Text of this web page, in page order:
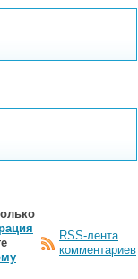
RSS-лента
комментариев